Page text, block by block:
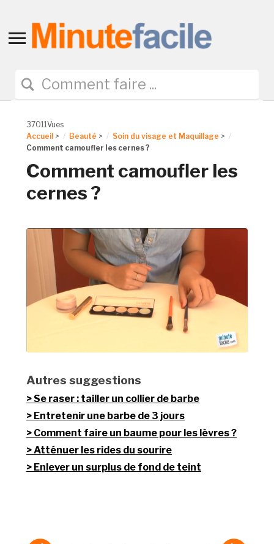
Toggle
navigation
37011Vues
Accueil > Beauté > Soin du visage et Maquillage >
Comment camoufler les cernes ?
Comment camoufler les
cernes ?
Autres suggestions
Se raser : tailler un collier de barbe
Entretenir une barbe de 3 jours
Comment faire un baume pour les lèvres ?
Atténuer les rides du sourire
Enlever un surplus de fond de teint